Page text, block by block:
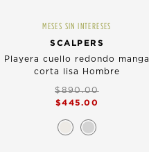
MESES SIN INTERESES
SCALPERS
Playera cuello redondo manga
corta lisa Hombre
$890.00
$445.00